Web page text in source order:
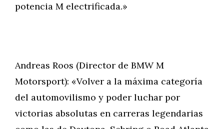
potencia M electrificada.»
Andreas Roos (Director de BMW M
Motorsport): «Volver a la máxima categoría
del automovilismo y poder luchar por
victorias absolutas en carreras legendarias